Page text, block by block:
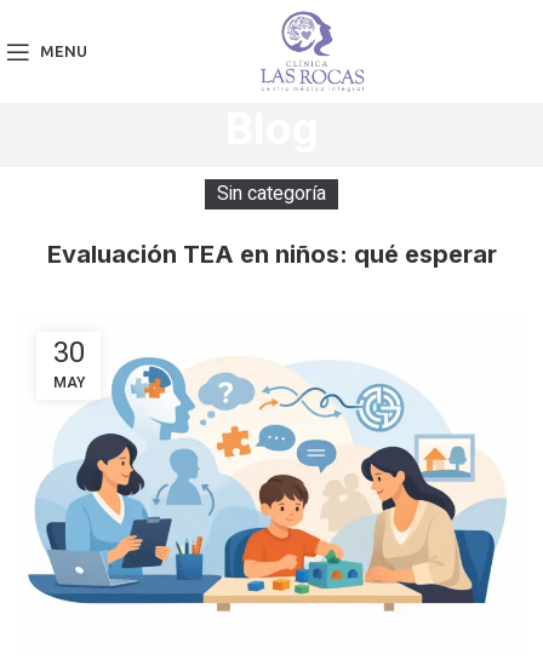
MENU
Sin categoría
Evaluación TEA en niños: qué esperar
30
MAY